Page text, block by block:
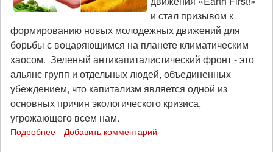
и стал призывом к
формированию новых молодежных движений для
борьбы с воцаряющимся на планете климатическим
хаосом. Зеленый антикапиталистический фронт - это
альянс групп и отдельных людей, объединенных
убеждением, что капитализм является одной из
основных причин экологического кризиса,
угрожающего всем нам.
Подробнее Добавить комментарий